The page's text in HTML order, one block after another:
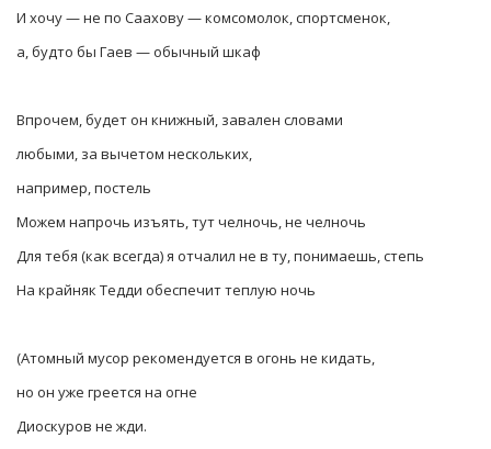
И хочу — не по Саахову — комсомолок, спортсменок,
а, будто бы Гаев — обычный шкаф
Впрочем, будет он книжный, завален словами
любыми, за вычетом нескольких,
например, постель
Можем напрочь изъять, тут челночь, не челночь
Для тебя (как всегда) я отчалил не в ту, понимаешь, степь
На крайняк Тедди обеспечит теплую ночь
(Атомный мусор рекомендуется в огонь не кидать,
но он уже греется на огне
Диоскуров не жди.